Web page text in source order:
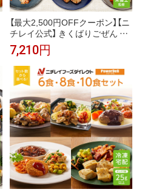
【最大2,500円OFFクーポン】【ニ
チレイ公式】 きくばりごぜん 和
食 8食セット 冷凍弁当 おかず セ
ット 冷凍 お弁当 冷凍食品 おか
ず お取り寄せ 一人暮らし お惣
菜 冷凍惣菜 宅配弁当 ニチレイ
フーズ 自宅療養 おいしい 美味
しい リモートワーク 在宅勤務
ご飯 介護食
7,210円